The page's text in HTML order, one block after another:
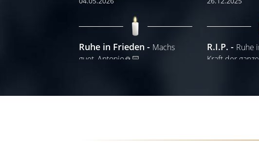
Ruhe in Frieden
Machs
guet, Antonio🙏🏻
R.I.P.
Ruhe
Kraft der